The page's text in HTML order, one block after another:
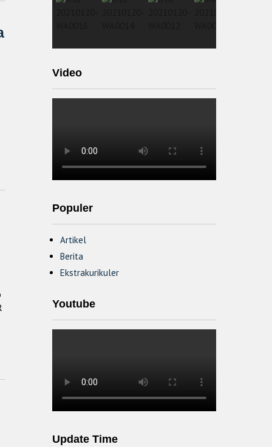
Video
Populer
Artikel
Berita
Ekstrakurikuler
Youtube
Update Time